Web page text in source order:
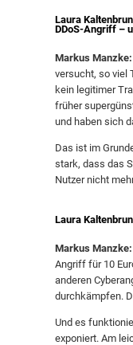
Laura
DDoS-Angriff –
Markus Manzke:
versucht, so viel
kein legitimer
früher
und haben sich
Das ist im
stark, dass das
Nutzer nicht
Laura
Markus Manzke:
Angriff für 10
anderen
durchkämpfen.
Und es
exponiert. Am